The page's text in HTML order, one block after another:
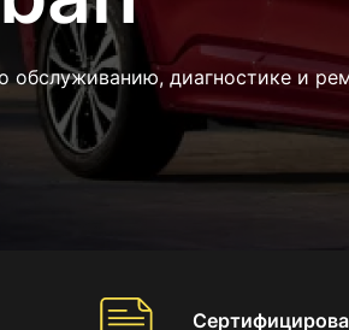
обслуживанию, диагностике и